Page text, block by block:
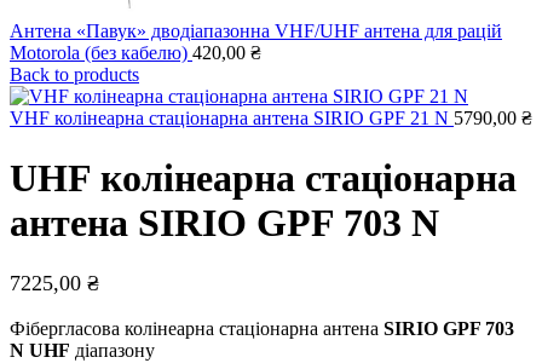
Антена «Павук» дводіапазонна VHF/UHF антена для рацій
Motorola (без кабелю) 420,00 ₴
Back to products
VHF колінеарна стаціонарна антена SIRIO GPF 21 N 5790,00 ₴
UHF колінеарна стаціонарна
антена SIRIO GPF 703 N
7225,00 ₴
Фібергласова колінеарна стаціонарна антена SIRIO GPF 703
N UHF діапазону